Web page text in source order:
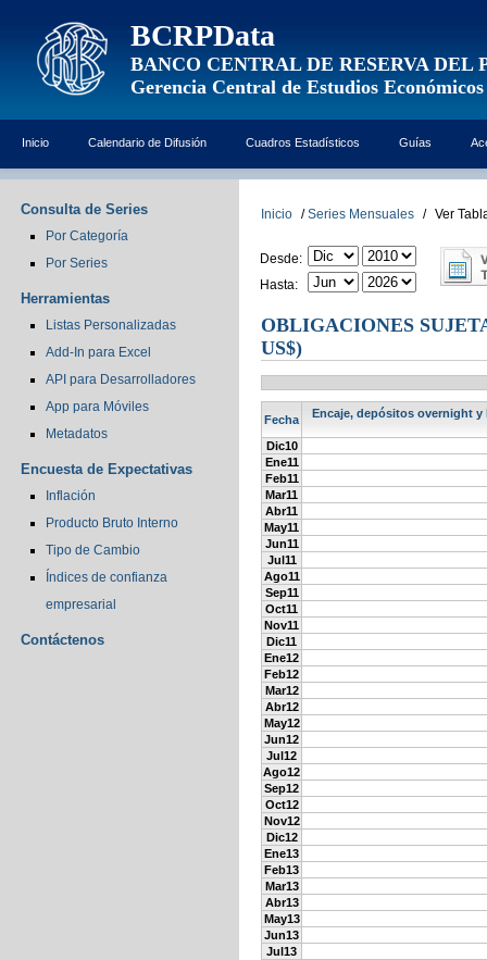
BCRPData
BANCO CENTRAL DE RESERVA DEL
Gerencia Central de Estudios Económicos
Inicio Calendario de Difusión Cuadros Estadísticos Guías
Consulta de Series
Por Categoría
Por Series
Herramientas
Listas Personalizadas
Add-In para Excel
API para Desarrolladores
App para Móviles
Metadatos
Encuesta de Expectativas
Inflación
Producto Bruto Interno
Tipo de Cambio
Índices de confianza
empresarial
Contáctenos
Inicio / Series Mensuales / Ver
Desde:
Hasta:
OBLIGACIONES
US$)
Fecha Encaje, depósitos overnight y
Dic10
Ene11
Feb11
Mar11
Abr11
May11
Jun11
Jul11
Ago11
Sep11
Oct11
Nov11
Dic11
Ene12
Feb12
Mar12
Abr12
May12
Jun12
Jul12
Ago12
Sep12
Oct12
Nov12
Dic12
Ene13
Feb13
Mar13
Abr13
May13
Jun13
Jul13